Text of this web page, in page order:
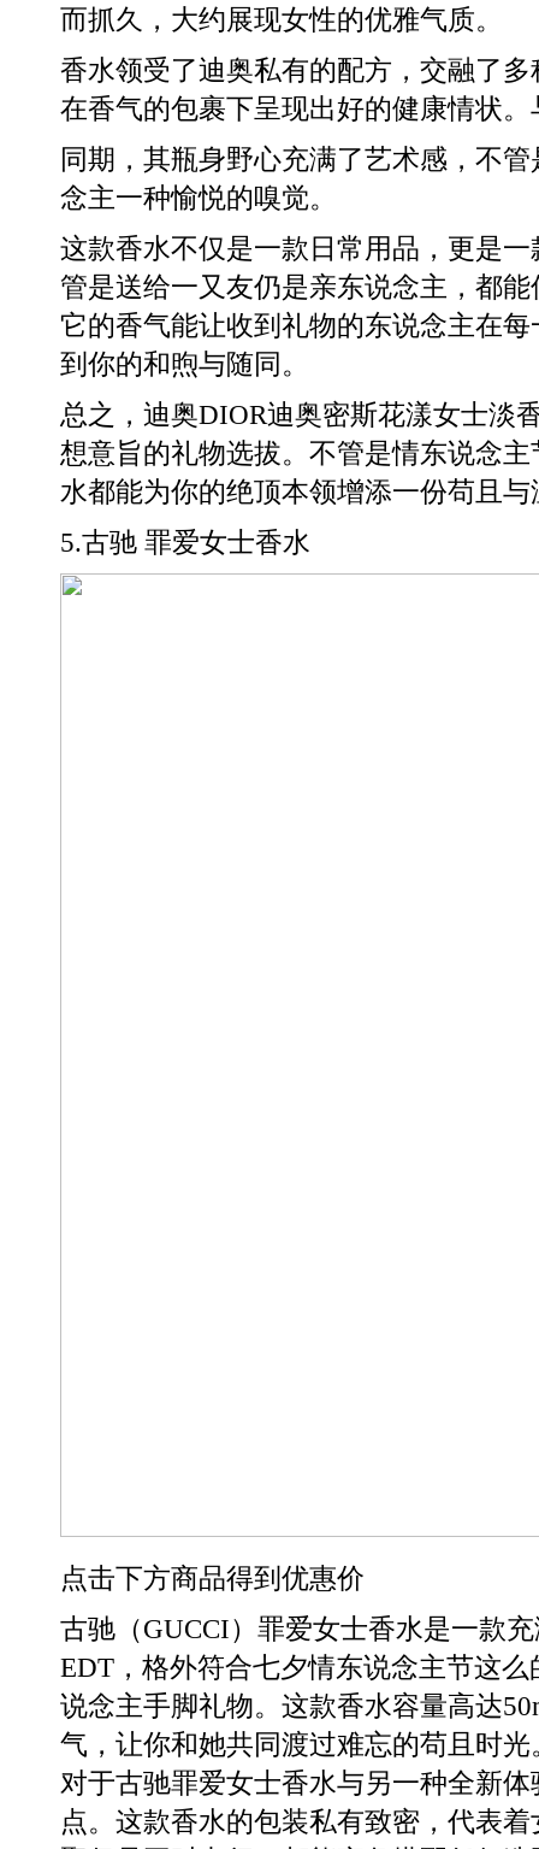
而抓久，大约展现女性的优雅气质。
香水领受了迪奥私有的配方，交融了
在香气的包裹下呈现出好的健康情状。
同期，其瓶身野心充满了艺术感，不
念主一种愉悦的嗅觉。
这款香水不仅是一款日常用品，更是
管是送给一又友仍是亲东说念主，都
它的香气能让收到礼物的东说念主在
到你的和煦与随同。
总之，迪奥DIOR迪奥密斯花漾女士淡
想意旨的礼物选拔。不管是情东说念
水都能为你的绝顶本领增添一份苟且与
5.古驰 罪爱女士香水
点击下方商品得到优惠价
古驰（GUCCI）罪爱女士香水是一款
EDT，格外符合七夕情东说念主节这
说念主手脚礼物。这款香水容量高达
气，让你和她共同渡过难忘的苟且时
对于古驰罪爱女士香水与另一种全新
点。这款香水的包装私有致密，代表